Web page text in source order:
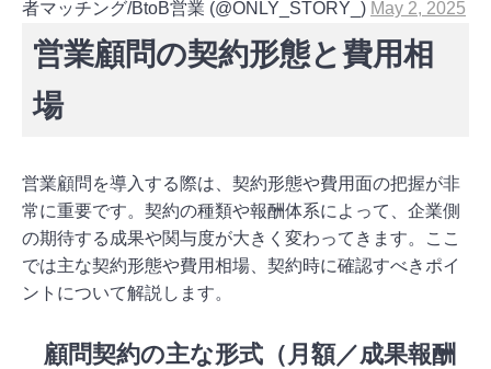
者マッチング/BtoB営業 (@ONLY_STORY_) May 2, 2025
営業顧問の契約形態と費用相
場
営業顧問を導入する際は、契約形態や費用面の把握が非
常に重要です。契約の種類や報酬体系によって、企業側
の期待する成果や関与度が大きく変わってきます。ここ
では主な契約形態や費用相場、契約時に確認すべきポイ
ントについて解説します。
顧問契約の主な形式（月額／成果報酬